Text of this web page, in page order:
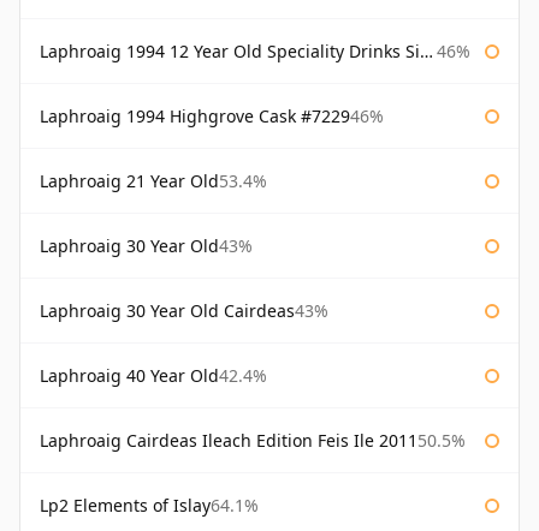
Laphroaig 1994 12 Year Old Speciality Drinks Single Malts of Scotland 46%
Laphroaig 1994 Highgrove Cask #722946%
Laphroaig 21 Year Old53.4%
Laphroaig 30 Year Old43%
Laphroaig 30 Year Old Cairdeas43%
Laphroaig 40 Year Old42.4%
Laphroaig Cairdeas Ileach Edition Feis Ile 2011 50.5%
Lp2 Elements of Islay64.1%